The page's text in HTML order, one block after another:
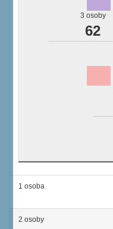
3 osoby
62
1 osoba
2 osoby